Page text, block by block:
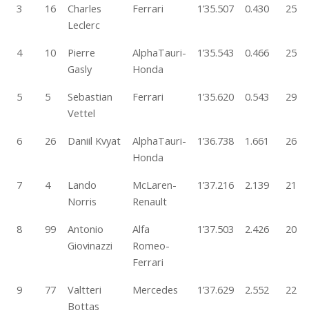
3 16
Charles
Leclerc
Ferrari 1’35.507 0.430 25
4 10
Pierre
Gasly
AlphaTauri-
Honda
1’35.543 0.466 25
5 5
Sebastian
Vettel
Ferrari 1’35.620 0.543 29
6 26 Daniil Kvyat
AlphaTauri-
Honda
1’36.738 1.661 26
7 4
Lando
Norris
McLaren-
Renault
1’37.216 2.139 21
8 99
Antonio
Giovinazzi
Alfa
Romeo-
Ferrari
1’37.503 2.426 20
9 77
Valtteri
Bottas
Mercedes 1’37.629 2.552 22